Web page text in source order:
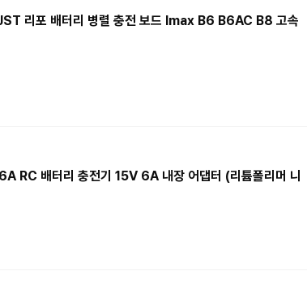
리포 배터리 병렬 충전 보드 Imax B6 B6AC B8 고속
배터리 충전기 15V 6A 내장 어댑터 (리튬폴리머 니